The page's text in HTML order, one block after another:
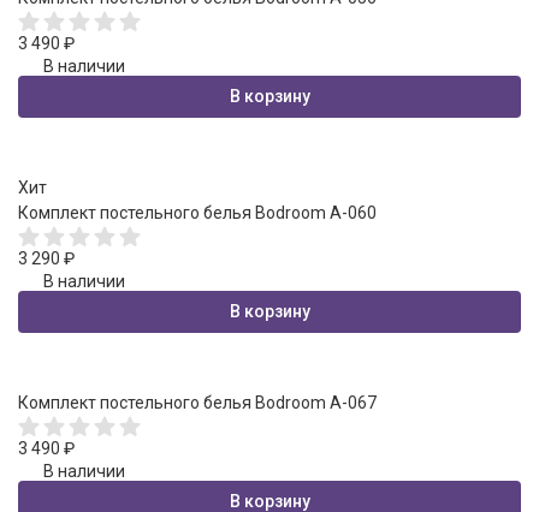
3 490 ₽
В наличии
В корзину
Хит
Комплект постельного белья Bodroom A-060
3 290 ₽
В наличии
В корзину
Комплект постельного белья Bodroom A-067
3 490 ₽
В наличии
В корзину